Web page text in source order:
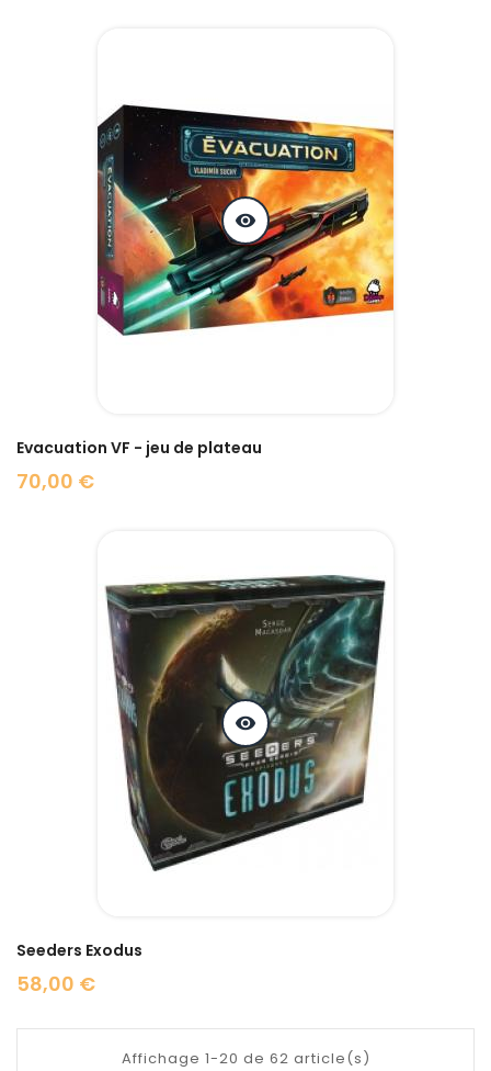
visibility
Evacuation VF - jeu de plateau
70,00 €
Prix
visibility
Seeders Exodus
58,00 €
Prix
Affichage 1-20 de 62 article(s)